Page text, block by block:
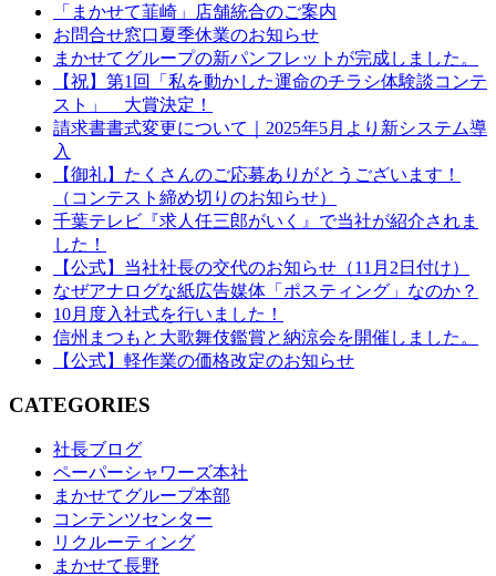
「まかせて韮崎」店舗統合のご案内
お問合せ窓口夏季休業のお知らせ
まかせてグループの新パンフレットが完成しました。
【祝】第1回「私を動かした運命のチラシ体験談コンテ
スト」 大賞決定！
請求書書式変更について｜2025年5月より新システム導
入
【御礼】たくさんのご応募ありがとうございます！
（コンテスト締め切りのお知らせ）
千葉テレビ『求人任三郎がいく』で当社が紹介されま
した！
【公式】当社社長の交代のお知らせ（11月2日付け）
なぜアナログな紙広告媒体「ポスティング」なのか？
10月度入社式を行いました！
信州まつもと大歌舞伎鑑賞と納涼会を開催しました。
【公式】軽作業の価格改定のお知らせ
CATEGORIES
社長ブログ
ペーパーシャワーズ本社
まかせてグループ本部
コンテンツセンター
リクルーティング
まかせて長野